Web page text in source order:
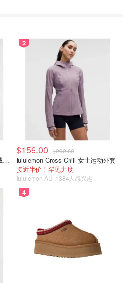
lululemon Down and Around 羽绒夹克
2
$159.00 $299.00
lululemon Cross Chill 女士运动外套
接近半价！罕见力度
lululemon AU 1384人感兴趣
4